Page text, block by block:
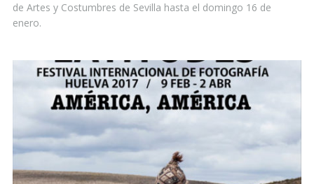
de Artes y Costumbres de Sevilla hasta el domingo 16 de
enero.